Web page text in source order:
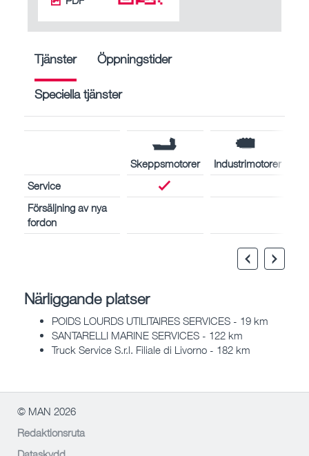
Tjänster Öppningstider
Speciella tjänster
Skeppsmotorer
Industrimotorer
Service
Försäljning av nya
fordon
Närliggande platser
POIDS LOURDS UTILITAIRES SERVICES - 19 km
SANTARELLI MARINE SERVICES - 122 km
Truck Service S.r.l. Filiale di Livorno - 182 km
© MAN 2026
Redaktionsruta